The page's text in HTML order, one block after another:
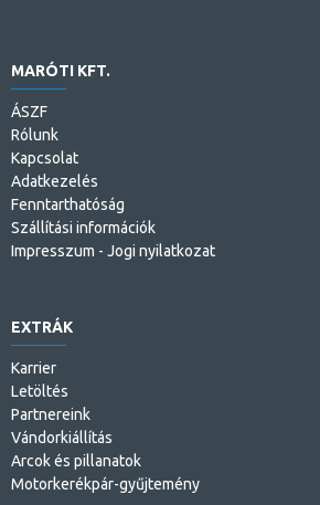
MARÓTI KFT.
ÁSZF
Rólunk
Kapcsolat
Adatkezelés
Fenntarthatóság
Szállítási információk
Impresszum - Jogi nyilatkozat
EXTRÁK
Karrier
Letöltés
Partnereink
Vándorkiállítás
Arcok és pillanatok
Motorkerékpár-gyűjtemény